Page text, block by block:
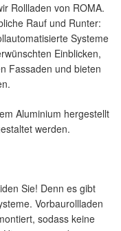
Rollladen von ROMA.
Rauf und Runter:
Systeme
Einblicken,
Fassaden und bieten
Aluminium hergestellt
werden.
Sie! Denn es gibt
Vorbaurollladen
sodass keine